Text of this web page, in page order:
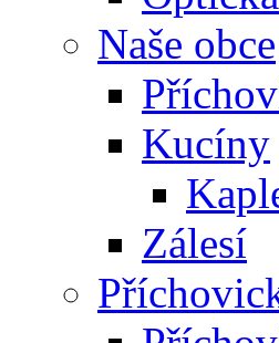
Naše obce
Kucíny
Zálesí